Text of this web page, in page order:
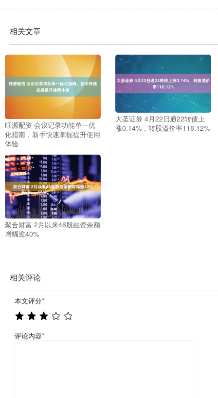
相关文章
旺源配资 会议记录功能单一优
化指南，新手快速掌握提升使用
体验
大圣证券 4月22日通22转债上
涨0.14%，转股溢价率118.12%
聚合财富 2月以来46股融资余额
增幅逾40%
相关评论
本文评分*
评论内容*